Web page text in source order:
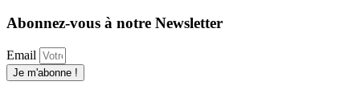
Abonnez-vous à notre Newsletter
Email
Je m'abonne !